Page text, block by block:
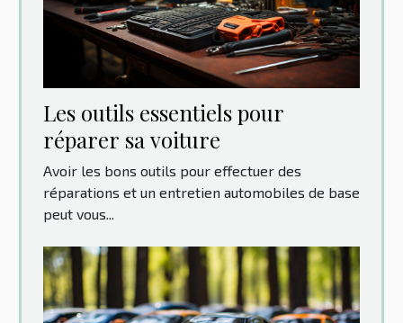
Les outils essentiels pour
réparer sa voiture
Avoir les bons outils pour effectuer des
réparations et un entretien automobiles de base
peut vous...